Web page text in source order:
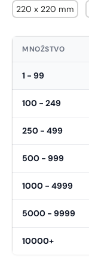
220 x 220 mm
MNOŽSTVO
1 - 99
100 - 249
250 - 499
500 - 999
1000 - 4999
5000 - 9999
10000+